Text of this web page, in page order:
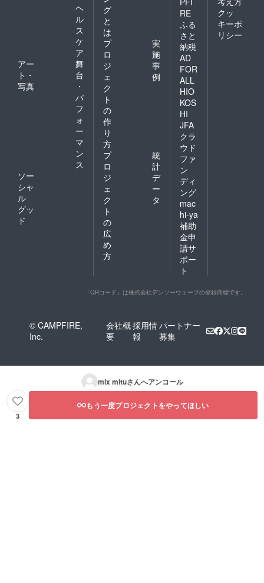
ヘ
ル
ス
ケ
ア
アー
ト・
写真
舞
台
・
パ
フ
ォ
ー
マ
ン
ス
ソー
シャ
ル
グッ
ド
グ
と
は
プ
ロ
ジ
ェ
ク
ト
の
作
り
方
実
施
事
例
プ
ロ
ジ
ェ
ク
ト
の
広
め
方
統
計
デ
ー
タ
RE
ふる
さと
納税
AD
FOR
ALL
HIO
KOS
HI
JFA
クラ
ウド
ファ
ン
ディ
ング
mac
hi-ya
補助
金申
請サ
ポー
ト
クッ
キーポ
リシー
「QRコード」は株式会社デンソーウェーブの登録商標です。
© CAMPFIRE,
Inc.
会社概
要
採用情
報
パートナー
募集
mix mituさんへアンコール
3
もう一度プロジェクトをやってほしい